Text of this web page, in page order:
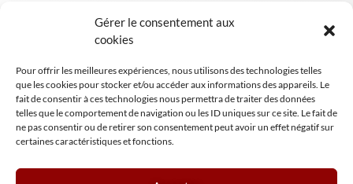
Gérer le consentement aux
cookies
Pour offrir les meilleures expériences, nous utilisons des technologies telles
que les cookies pour stocker et/ou accéder aux informations des appareils. Le
fait de consentir à ces technologies nous permettra de traiter des données
telles que le comportement de navigation ou les ID uniques sur ce site. Le fait de
ne pas consentir ou de retirer son consentement peut avoir un effet négatif sur
certaines caractéristiques et fonctions.
INSIGHT NPA